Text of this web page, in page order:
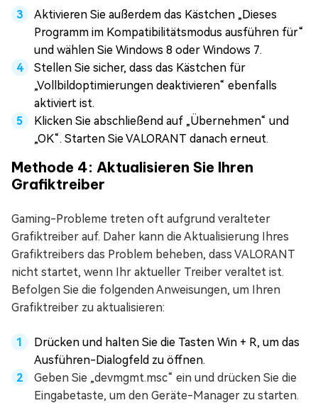
Aktivieren Sie außerdem das Kästchen „Dieses
Programm im Kompatibilitätsmodus ausführen für“
und wählen Sie Windows 8 oder Windows 7.
Stellen Sie sicher, dass das Kästchen für
„Vollbildoptimierungen deaktivieren“ ebenfalls
aktiviert ist.
Klicken Sie abschließend auf „Übernehmen“ und
„OK“. Starten Sie VALORANT danach erneut.
Methode 4: Aktualisieren Sie Ihren
Grafiktreiber
Gaming-Probleme treten oft aufgrund veralteter
Grafiktreiber auf. Daher kann die Aktualisierung Ihres
Grafiktreibers das Problem beheben, dass VALORANT
nicht startet, wenn Ihr aktueller Treiber veraltet ist.
Befolgen Sie die folgenden Anweisungen, um Ihren
Grafiktreiber zu aktualisieren:
Drücken und halten Sie die Tasten Win + R, um das
Ausführen-Dialogfeld zu öffnen.
Geben Sie „devmgmt.msc“ ein und drücken Sie die
Eingabetaste, um den Geräte-Manager zu starten.